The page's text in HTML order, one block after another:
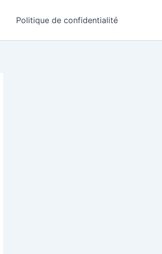
Politique de confidentialité